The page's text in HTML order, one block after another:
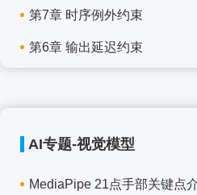
第7章 时序例外约束
第6章 输出延迟约束
AI专题-视觉模型
MediaPipe 21点手部关键点